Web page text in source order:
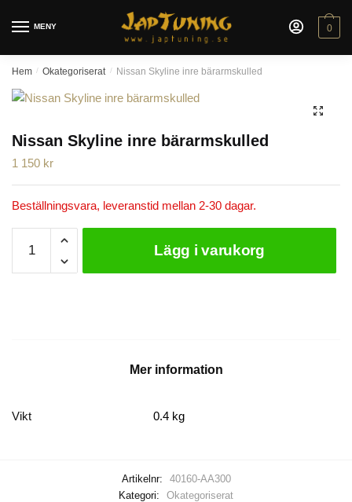
MENY 0
Hem / Okategoriserat / Nissan Skyline inre bärarmskulled
🔍
Nissan Skyline inre bärarmskulled
1 150 kr
Beställningsvara, leveranstid mellan 2-30 dagar.
Skyline
inre
Lägg i varukorg
Mer information
Vikt 0.4 kg
Artikelnr:
40160-AA300
Kategori:
Okategoriserat